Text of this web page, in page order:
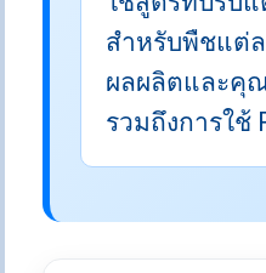
สำหรับพืชแต่
ผลผลิตและคุ
รวมถึงการใช้